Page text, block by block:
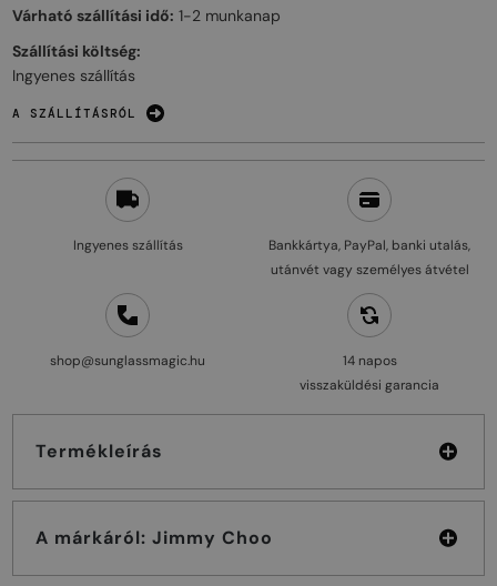
Ingyenes szállítás
Bankkártya, PayPal, banki utalás,
utánvét vagy személyes átvétel
shop@sunglassmagic.hu
14 napos
visszaküldési garancia
Termékleírás
A márkáról: Jimmy Choo
Várható szállítási idő: 1-2 munkanap
Szállítási költség:
Ingyenes szállítás
A SZÁLLÍTÁSRÓL